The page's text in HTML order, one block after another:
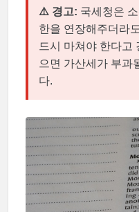
⚠️ 경고: 국세청은
한을 연장해주더라
드시 마쳐야 한다고
으면 가산세가 부과
다.